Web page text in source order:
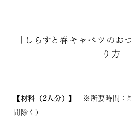
「しらすと春キャベツのお
り方
【材料（2人分）】
※所要時間：
間除く）